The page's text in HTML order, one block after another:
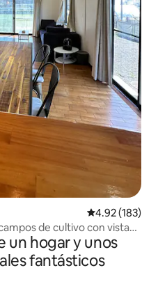
Calificación
4.92 (183)
de cultivo con vistas
panorámicas de los cinco
circundante, y se encuentra
¡Descuento por
un hogar y unos
fantásticos